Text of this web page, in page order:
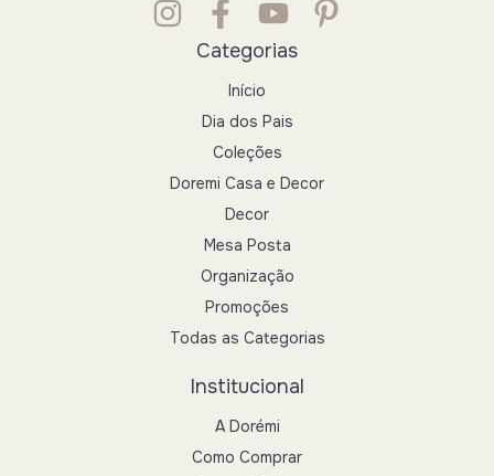
Categorias
Início
Dia dos Pais
Coleções
Doremi Casa e Decor
Decor
Mesa Posta
Organização
Promoções
Todas as Categorias
Institucional
A Dorémi
Como Comprar